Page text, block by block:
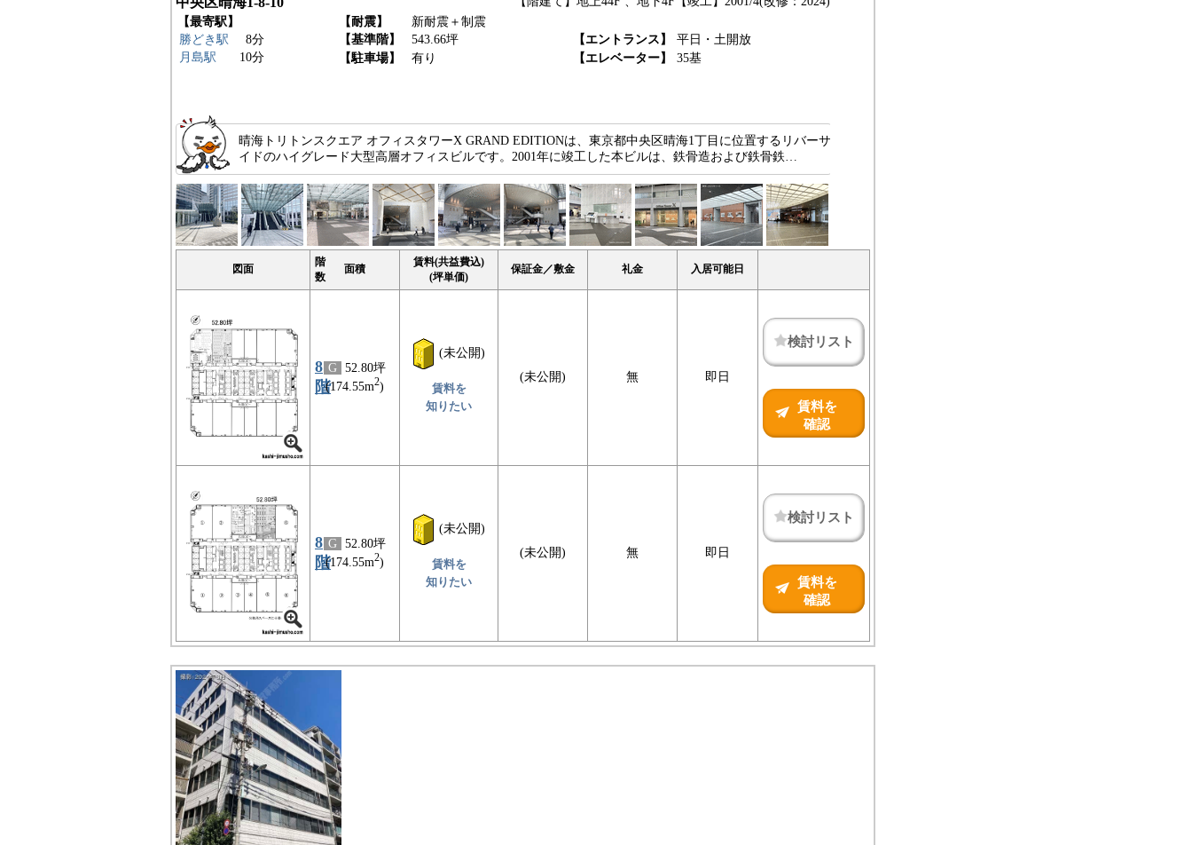
【最寄駅】
勝どき駅
8分
月島駅
10分
【耐震】
新耐震＋制震
【基準階】
543.66坪 【エントランス】
平日・土開放
【駐車場】
有り 【エレベーター】 35基
晴海トリトンスクエア オフィスタワーX GRAND EDITIONは、東京都中央区晴海1丁目に位置するリバーサ
イドのハイグレード大型高層オフィスビルです。2001年に竣工した本ビルは、鉄骨造および鉄骨鉄…
図面
階
数
面積
賃料(共益費込)
(坪単価)
保証金／敷金 礼金 入居可能日
8
階
G 52.80坪
(174.55m2)
(未公開)
賃料を
知りたい
(未公開) 無 即日
検討リスト
賃料を
確認
8
階
G 52.80坪
(174.55m2)
(未公開)
賃料を
知りたい
(未公開) 無 即日
検討リスト
賃料を
確認